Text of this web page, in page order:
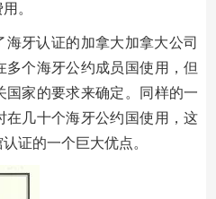
。
牙认证的加拿大加拿大公司
个海牙公约成员国使用，但
国家的要求来确定。同样的一
在几十个海牙公约国使用，这
证的一个巨大优点。